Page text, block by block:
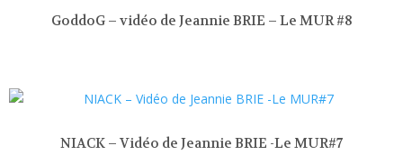
GoddoG – vidéo de Jeannie BRIE – Le MUR #8
NIACK – Vidéo de Jeannie BRIE -Le MUR#7